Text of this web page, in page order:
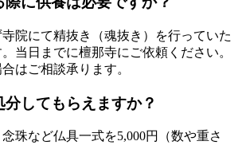
院にて精抜き（魂抜き）を行っていた
当日までに檀那寺にご依頼ください。
はご相談承ります。
してもらえますか？
珠など仏具一式を5,000円（数や重さ